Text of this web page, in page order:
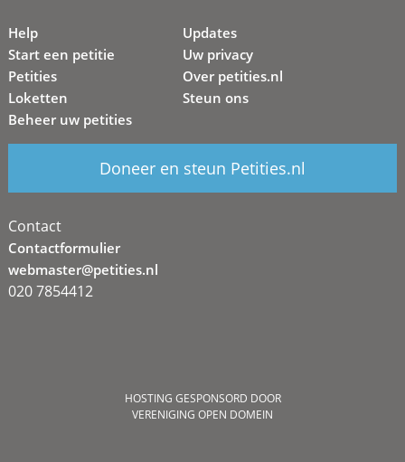
Help
Start een petitie
Petities
Loketten
Beheer uw petities
Updates
Uw privacy
Over petities.nl
Steun ons
Doneer en steun Petities.nl
Contact
Contactformulier
webmaster@petities.nl
020 7854412
HOSTING GESPONSORD DOOR
VERENIGING OPEN DOMEIN